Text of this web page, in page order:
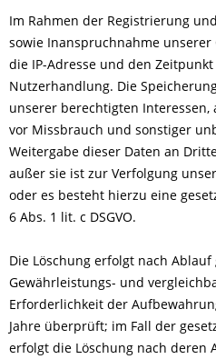
Im Rahmen der Registrierung
sowie Inanspruchnahme
die IP-Adresse und den
Nutzerhandlung. Die
unserer berechtigten Interessen,
vor Missbrauch und sonstiger
Weitergabe dieser Daten an
außer sie ist zur Verfolgung
oder es besteht hierzu eine
6 Abs. 1 lit. c DSGVO.
Die Löschung erfolgt nach
Gewährleistungs- und
Erforderlichkeit der
Jahre überprüft; im Fall der
erfolgt die Löschung nach deren